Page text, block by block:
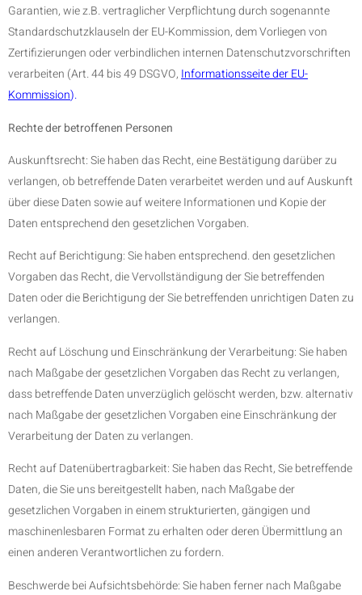
Garantien, wie z.B. vertraglicher Verpflichtung durch sogenannte
Standardschutzklauseln der EU-Kommission, dem Vorliegen von
Zertifizierungen oder verbindlichen internen Datenschutzvorschriften
verarbeiten (Art. 44 bis 49 DSGVO,Informationsseite der EU-
Kommission).
Rechte der betroffenen Personen
Auskunftsrecht: Sie haben das Recht, eine Bestätigung darüber zu
verlangen, ob betreffende Daten verarbeitet werden und auf Auskunft
über diese Daten sowie auf weitere Informationen und Kopie der
Daten entsprechend den gesetzlichen Vorgaben.
Recht auf Berichtigung: Sie haben entsprechend. den gesetzlichen
Vorgaben das Recht, die Vervollständigung der Sie betreffenden
Daten oder die Berichtigung der Sie betreffenden unrichtigen Daten zu
verlangen.
Recht auf Löschung und Einschränkung der Verarbeitung: Sie haben
nach Maßgabe der gesetzlichen Vorgaben das Recht zu verlangen,
dass betreffende Daten unverzüglich gelöscht werden, bzw. alternativ
nach Maßgabe der gesetzlichen Vorgaben eine Einschränkung der
Verarbeitung der Daten zu verlangen.
Recht auf Datenübertragbarkeit: Sie haben das Recht, Sie betreffende
Daten, die Sie uns bereitgestellt haben, nach Maßgabe der
gesetzlichen Vorgaben in einem strukturierten, gängigen und
maschinenlesbaren Format zu erhalten oder deren Übermittlung an
einen anderen Verantwortlichen zu fordern.
Beschwerde bei Aufsichtsbehörde: Sie haben ferner nach Maßgabe